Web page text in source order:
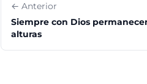
← Anterior
Siempre con Dios
alturas